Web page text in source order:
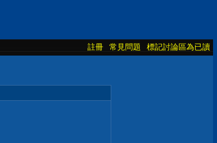
註冊 常見問題 標記討論區為已讀